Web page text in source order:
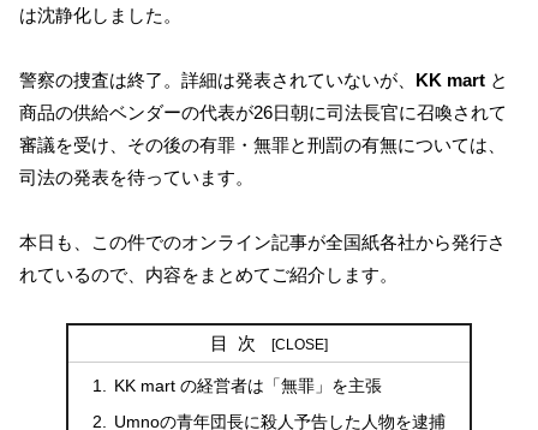
は沈静化しました。
警察の捜査は終了。詳細は発表されていないが、 KK mart と
商品の供給ベンダーの代表が26日朝に司法長官に召喚されて
審議を受け、その後の有罪・無罪と刑罰の有無については、
司法の発表を待っています。
本日も、この件でのオンライン記事が全国紙各社から発行さ
れているので、内容をまとめてご紹介します。
目次
KK mart の経営者は「無罪」を主張
Umnoの青年団長に殺人予告した人物を逮捕